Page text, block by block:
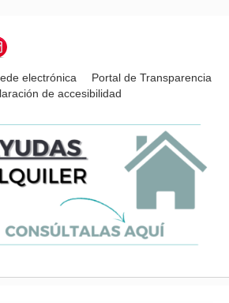
electrónica
Portal de Transparencia
de accesibilidad